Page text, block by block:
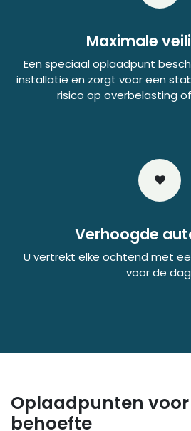
Maximale
Een speciaal oplaadpunt
installatie en zorgt voor een
risico op overbelasting
Verhoogde
U vertrekt elke ochtend met
voor de
Oplaadpunten
behoefte